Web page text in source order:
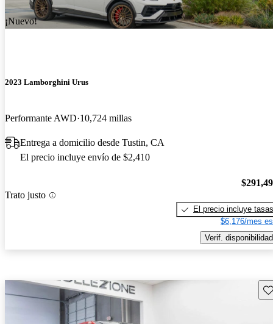
¡Nuevo!
2023 Lamborghini Urus
Performante AWD 10,724 millas
Entrega a domicilio desde Tustin, CA
El precio incluye envío de $2,410
Trato justo
El precio incluye tasas
$6,176/mes
Verif. disponibilidad